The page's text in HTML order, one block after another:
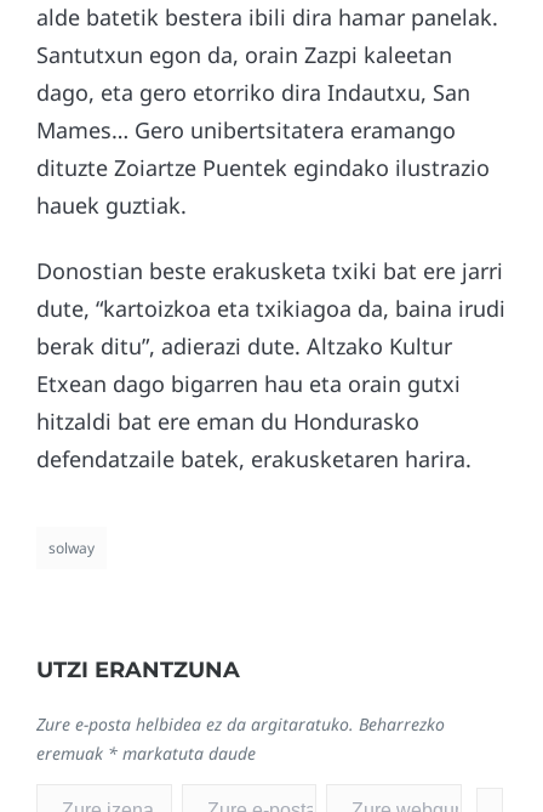
alde batetik bestera ibili dira hamar panelak.
Santutxun egon da, orain Zazpi kaleetan
dago, eta gero etorriko dira Indautxu, San
Mames… Gero unibertsitatera eramango
dituzte Zoiartze Puentek egindako ilustrazio
hauek guztiak.
Donostian beste erakusketa txiki bat ere jarri
dute, “kartoizkoa eta txikiagoa da, baina irudi
berak ditu”, adierazi dute. Altzako Kultur
Etxean dago bigarren hau eta orain gutxi
hitzaldi bat ere eman du Hondurasko
defendatzaile batek, erakusketaren harira.
solway
UTZI ERANTZUNA
Zure e-posta helbidea ez da argitaratuko. Beharrezko
eremuak * markatuta daude